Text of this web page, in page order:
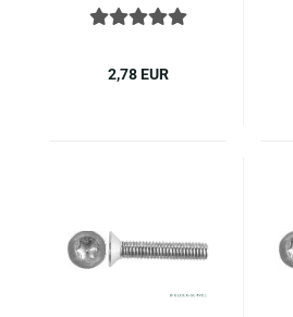
stahl ~ DIN 965
2,78 EUR